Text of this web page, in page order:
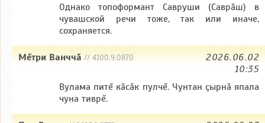
Однако топоформант Савруши (Саврăш) в
чувашской речи тоже, так или иначе,
сохраняется.
Мĕтри Ванччă// 4100.9.0870
2026.06.02
10:35
Вулама питĕ кăсăк пулчĕ. Чунтан çырнă япала
чуна тиврĕ.